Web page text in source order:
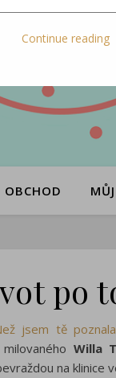
OBCHOD
po
jsem tě poznala
Willa
na klinice
Continue reading